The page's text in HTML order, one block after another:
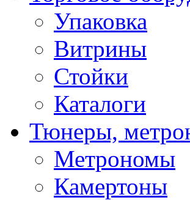
Упаковка
Витрины
Стойки
Каталоги
Тюнеры,
Метрономы
Камертоны